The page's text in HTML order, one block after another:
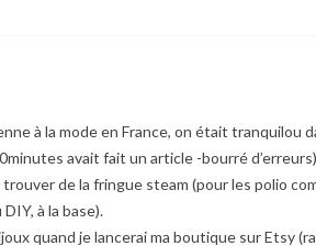
à la mode en France, on était tranquilou
avait fait un article -bourré d’erreurs)
de la fringue steam (pour les polio
à la base).
quand je lancerai ma boutique sur Etsy